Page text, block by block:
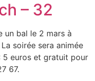
– 32
un bal le 2 mars à
soirée sera animée
5 euros et gratuit pour
67.